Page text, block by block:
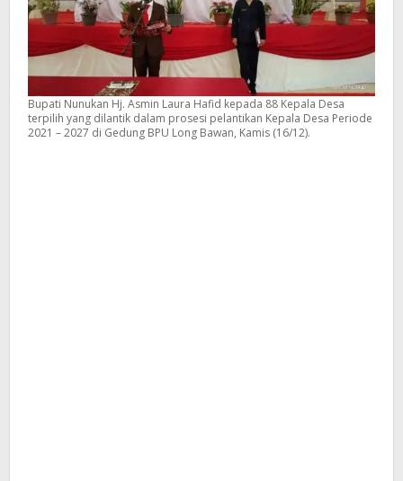
Bupati Nunukan Hj. Asmin Laura Hafid kepada 88 Kepala Desa
terpilih yang dilantik dalam prosesi pelantikan Kepala Desa Periode
2021 – 2027 di Gedung BPU Long Bawan, Kamis (16/12).